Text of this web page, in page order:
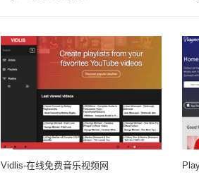
Vidlis-在线免费音乐视频网